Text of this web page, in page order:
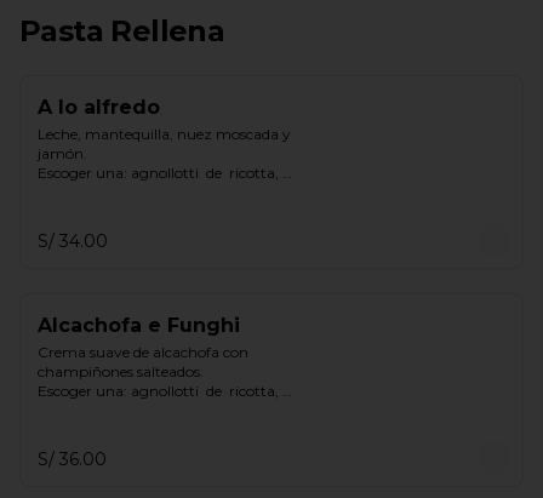
Pasta Rellena
A lo alfredo
Leche, mantequilla, nuez moscada y
jamón.
Escoger una: agnollotti  de  ricotta,
S/ 34.00
Alcachofa e Funghi
Crema suave de alcachofa con
champiñones salteados.
Escoger una: agnollotti  de  ricotta,
S/ 36.00